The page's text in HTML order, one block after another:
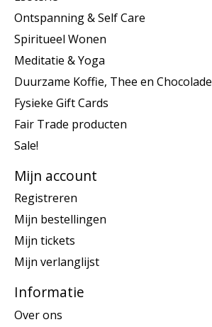
Ontspanning & Self Care
Spiritueel Wonen
Meditatie & Yoga
Duurzame Koffie, Thee en Chocolade
Fysieke Gift Cards
Fair Trade producten
Sale!
Mijn account
Registreren
Mijn bestellingen
Mijn tickets
Mijn verlanglijst
Informatie
Over ons